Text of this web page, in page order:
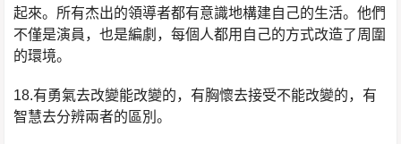
起來。所有杰出的領導者都有意識地構建自己的生活。他們
不僅是演員，也是編劇，每個人都用自己的方式改造了周圍
的環境。
18.有勇氣去改變能改變的，有胸懷去接受不能改變的，有
智慧去分辨兩者的區別。